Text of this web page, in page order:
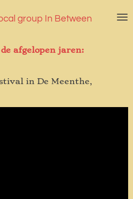
group In Between
afgelopen jaren:
in De Meenthe,